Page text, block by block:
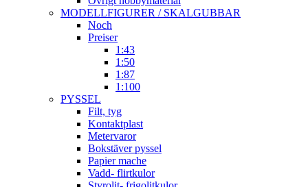
MODELLFIGURER / SKALGUBBAR
Noch
Preiser
1:43
1:50
1:87
1:100
PYSSEL
Filt, tyg
Kontaktplast
Metervaror
Bokstäver pyssel
Papier mache
Vadd- flirtkulor